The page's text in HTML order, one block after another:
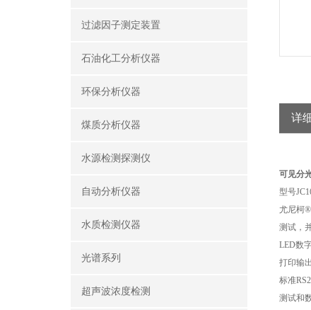
过滤因子测定装置
石油化工分析仪器
环保分析仪器
煤质分析仪器
水源检测探测仪
自动分析仪器
水质检测仪器
光谱系列
超声波浓度检测
详
可见分
型号
尤尼柯
测试，
LED数
打印输
标准
测试和